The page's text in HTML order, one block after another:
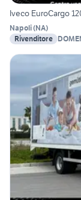
Iveco EuroCargo
Napoli(NA)
Rivenditore